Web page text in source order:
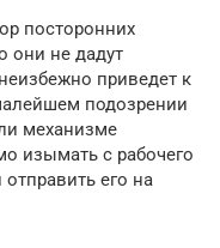
посторонних
они не дадут
приведет к
подозрении
механизме
изымать с рабочего
его на